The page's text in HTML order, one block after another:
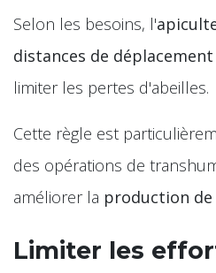
Selon les besoins, l'
distances de
limiter les pertes d'abeilles.
Cette règle est
des opérations de
améliorer la production de
Limiter les